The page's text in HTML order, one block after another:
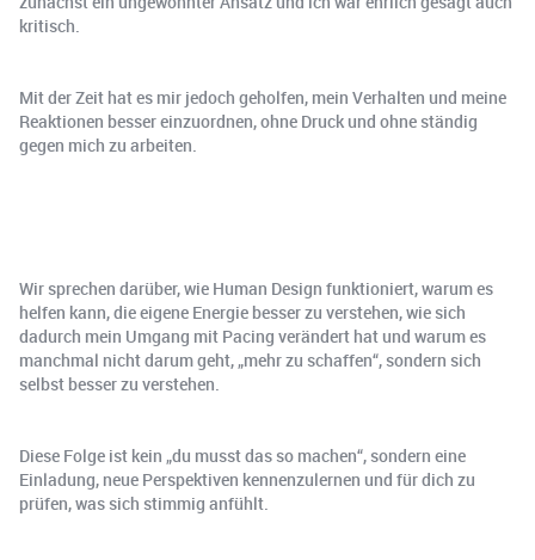
kritisch.
Mit der Zeit hat es mir jedoch geholfen, mein Verhalten und meine
Reaktionen besser einzuordnen, ohne Druck und ohne ständig
gegen mich zu arbeiten.
Wir sprechen darüber, wie Human Design funktioniert, warum es
helfen kann, die eigene Energie besser zu verstehen, wie sich
dadurch mein Umgang mit Pacing verändert hat und warum es
manchmal nicht darum geht, „mehr zu schaffen“, sondern sich
selbst besser zu verstehen.
Diese Folge ist kein „du musst das so machen“, sondern eine
Einladung, neue Perspektiven kennenzulernen und für dich zu
prüfen, was sich stimmig anfühlt.